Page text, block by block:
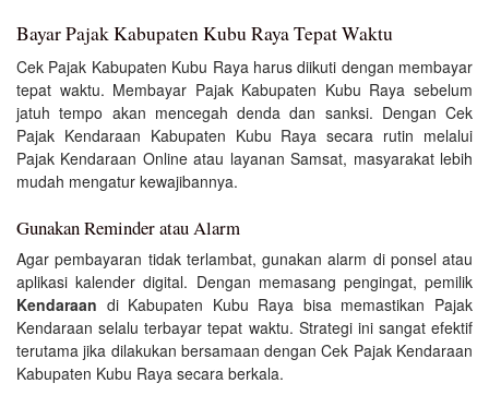
Bayar Pajak Kabupaten Kubu Raya Tepat Waktu
Cek Pajak Kabupaten Kubu Raya harus diikuti dengan membayar
tepat waktu. Membayar Pajak Kabupaten Kubu Raya sebelum
jatuh tempo akan mencegah denda dan sanksi. Dengan Cek
Pajak Kendaraan Kabupaten Kubu Raya secara rutin melalui
Pajak Kendaraan Online atau layanan Samsat, masyarakat lebih
mudah mengatur kewajibannya.
Gunakan Reminder atau Alarm
Agar pembayaran tidak terlambat, gunakan alarm di ponsel atau
aplikasi kalender digital. Dengan memasang pengingat, pemilik
Kendaraan di Kabupaten Kubu Raya bisa memastikan Pajak
Kendaraan selalu terbayar tepat waktu. Strategi ini sangat efektif
terutama jika dilakukan bersamaan dengan Cek Pajak Kendaraan
Kabupaten Kubu Raya secara berkala.